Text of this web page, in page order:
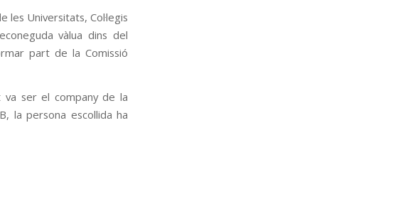
les Universitats, Col·legis
vàlua dins del
part de la Comissió
va ser el company de la
la persona escollida ha